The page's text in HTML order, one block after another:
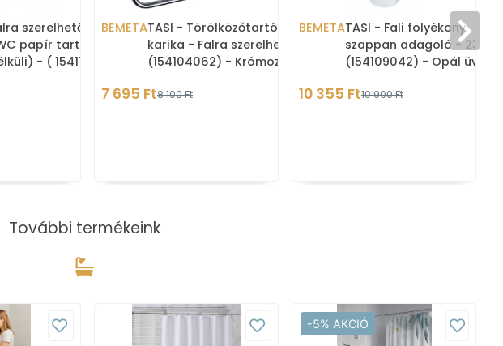
szerelhető,
papír tartó
- ( 154112022)
BEMETATASI - Törölközőtartó
karika - Falra szerelhető -
(154104062) - Krómozott
7 695 Ft8 100 Ft
BEMETATASI - Fali folyékony
szappan adagoló - 230
(154109042) - Opál üveg,
10 355 Ft10 900 Ft
További termékeink
-5% AKCIÓ